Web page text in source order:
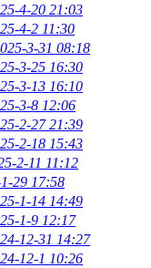
4-20 21:03
4-2 11:30
3-31 08:18
3-25 16:30
3-13 16:10
3-8 12:06
2-27 21:39
2-18 15:43
2-11 11:12
29 17:58
1-14 14:49
1-9 12:17
12-31 14:27
12-1 10:26